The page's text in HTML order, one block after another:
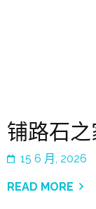
铺路石
15 6 月, 2026
READ MORE